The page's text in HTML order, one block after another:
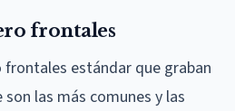
frontales
frontales estándar que graban
las más comunes y las